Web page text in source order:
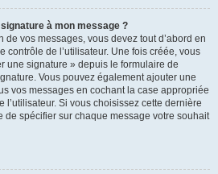
à mon message ?
de vos messages, vous devez tout d’abord en
contrôle de l’utilisateur. Une fois créée, vous
une signature » depuis le formulaire de
Vous pouvez également ajouter une
vos messages en cochant la case appropriée
Si vous choisissez cette dernière
de spécifier sur chaque message votre souhait